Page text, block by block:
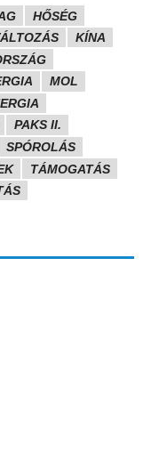
HŐSÉG
KÍNA
MOL
PAKS II.
SPÓROLÁS
TÁMOGATÁS